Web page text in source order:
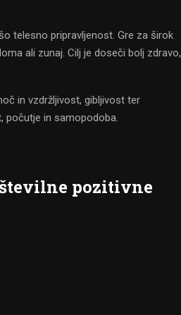
telesno pripravljenost. Gre za širok
ali zunaj. Cilj je doseči bolj zdravo,
in vzdržljivost, gibljivost ter
počutje in samopodoba.
pozitivne